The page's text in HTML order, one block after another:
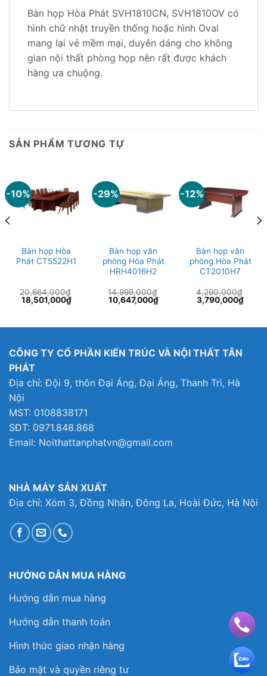
Bàn họp Hòa Phát SVH1810CN, SVH1810OV có
hình chữ nhật truyền thống hoặc hình Oval
mang lại vẻ mềm mại, duyên dáng cho không
gian nội thất phòng họp nên rất được khách
hàng ưa chuộng.
SẢN PHẨM TƯƠNG TỰ
-10%
Bàn họp Hòa
Phát CT5522H1
20,664,000₫
Giá
gốc
18,501,000₫Giá
hiện
18,501,000₫.
-29%
Bàn họp văn
phòng Hòa Phát
HRH4016H2
14,999,000₫
Giá
gốc
10,647,000₫Giá
hiện
10,647,000₫.
-12%
Bàn họp văn
phòng Hòa Phát
CT2010H7
4,290,000₫
Giá
gốc
3,790,000₫Giá
CÔNG TY CỔ PHẦN KIẾN TRÚC VÀ NỘI THẤT TÂN
PHÁT
Địa chỉ: Đội 9, thôn Đại Áng, Đại Áng, Thanh Trì, Hà
Nội
MST: 0108838171
SĐT: 0971.848.868
Email: Noithattanphatvn@gmail.com
NHÀ MÁY SẢN XUẤT
Địa chỉ: Xóm 3, Đồng Nhân, Đông La, Hoài Đức, Hà Nội
HƯỚNG DẪN MUA HÀNG
Hướng dẫn mua hàng
Hướng dẫn thanh toán
Hình thức giao nhận hàng
Bảo mật và quyền riêng tư